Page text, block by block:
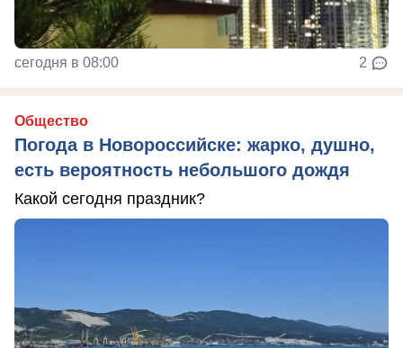
сегодня в 08:00 2
Общество
Погода в Новороссийске: жарко, душно,
есть вероятность небольшого дождя
Какой сегодня праздник?